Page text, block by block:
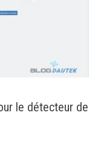
le détecteur de